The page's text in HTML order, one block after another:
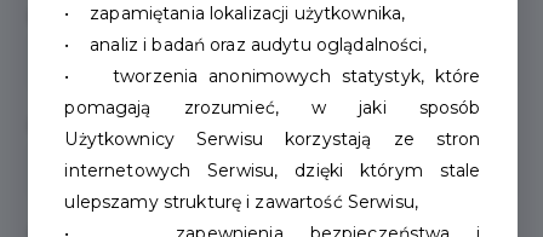
Link do YouTube(opcjonalnie)
• zapamiętania lokalizacji użytkownika,
• analiz i badań oraz audytu oglądalności,
• tworzenia anonimowych statystyk, które
pomagają zrozumieć, w jaki sposób
Użytkownicy Serwisu korzystają ze stron
internetowych Serwisu, dzięki którym stale
ulepszamy strukturę i zawartość Serwisu,